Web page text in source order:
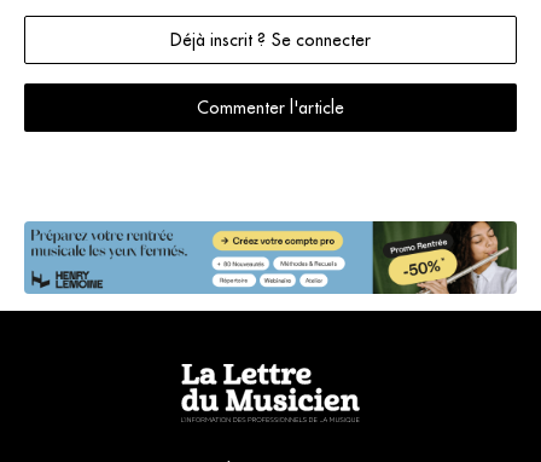
Déjà inscrit ? Se connecter
Commenter l'article